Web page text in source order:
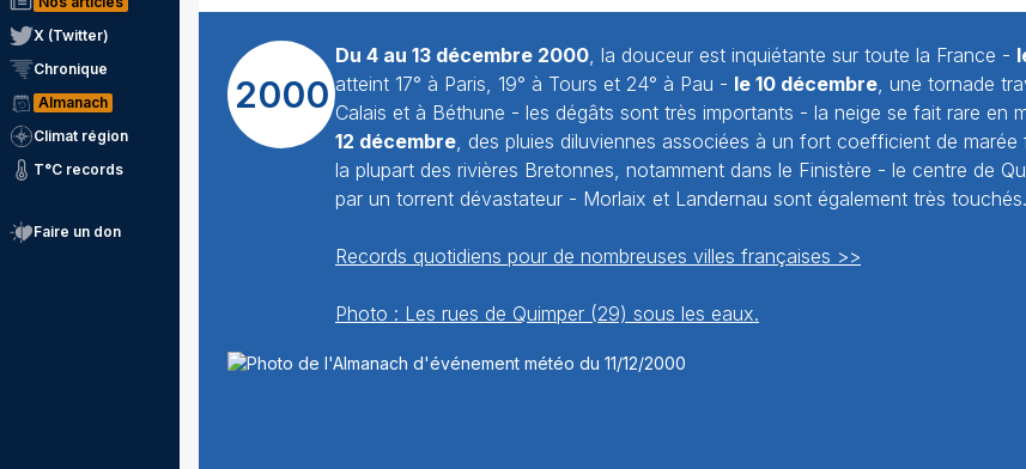
X (Twitter)
Chronique
Almanach
Climat région
T°C records
Faire un don
2000
Du 4 au 13 décembre 2000, la douceur est inquiétante sur toute la France -
atteint 17° à Paris, 19° à Tours et 24° à Pau - le 10 décembre, une tornade
Calais et à Béthune - les dégâts sont très importants - la neige se fait rare en
12 décembre, des pluies diluviennes associées à un fort coefficient de marée
la plupart des rivières Bretonnes, notamment dans le Finistère - le centre de
par un torrent dévastateur - Morlaix et Landernau sont également très touchés.
Records quotidiens pour de nombreuses villes françaises >>
Photo : Les rues de Quimper (29) sous les eaux.